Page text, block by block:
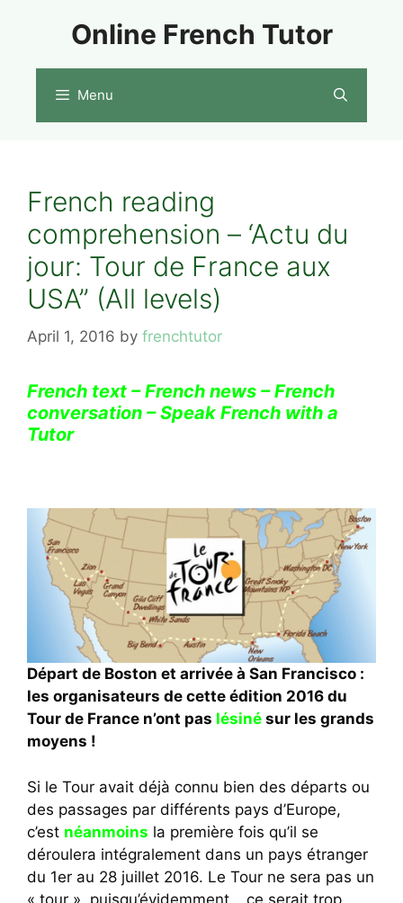
Online French Tutor
Menu
French reading
comprehension – ‘Actu du
jour: Tour de France aux
USA” (All levels)
April 1, 2016 by frenchtutor
French text – French news – French
conversation – Speak French with a
Tutor
Départ de Boston et arrivée à San Francisco :
les organisateurs de cette édition 2016 du
Tour de France n’ont pas lésiné sur les grands
moyens !
Si le Tour avait déjà connu bien des départs ou
des passages par différents pays d’Europe,
c’est néanmoins la première fois qu’il se
déroulera intégralement dans un pays étranger
du 1er au 28 juillet 2016. Le Tour ne sera pas un
« tour », puisqu’évidemment… ce serait trop